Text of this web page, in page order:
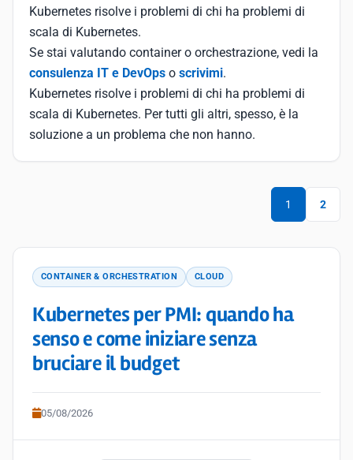
Kubernetes risolve i problemi di chi ha problemi di
scala di Kubernetes.
Se stai valutando container o orchestrazione, vedi la
consulenza IT e DevOps o scrivimi.
Kubernetes risolve i problemi di chi ha problemi di
scala di Kubernetes. Per tutti gli altri, spesso, è la
soluzione a un problema che non hanno.
1 2
CONTAINER & ORCHESTRATION CLOUD
Kubernetes per PMI: quando ha
senso e come iniziare senza
bruciare il budget
05/08/2026